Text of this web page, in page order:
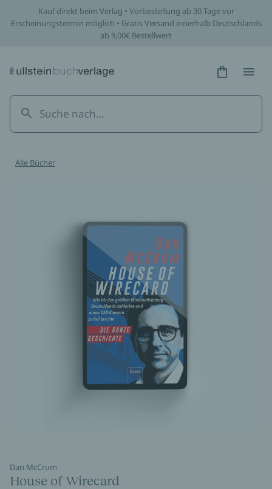
Kauf direkt beim Verlag • Vorbestellung ab 30 Tage vor
Erscheinungstermin möglich • Gratis Versand innerhalb Deutschlands
ab 9,00€ Bestellwert
Hidden
Alle Bücher
Dan McCrum
House of Wirecard